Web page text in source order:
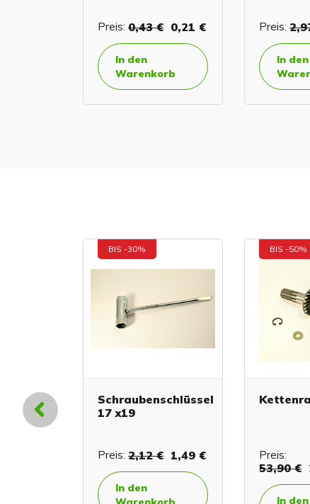
Preis: 0,43 € 0,21 €
In den
Warenkorb
Preis:
In den
BIS -30%
Schraubenschlüssel
17 x19
Preis: 2,12 € 1,49 €
In den
BIS -50%
Preis:
53,90 €
In den